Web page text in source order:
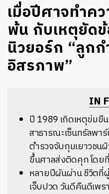
เมื่อปีศาจทำค
พ้น กับเหตุยัด
นิวยอร์ก “ลูกก
อิสรภาพ”
IN
ปี 1989 เกิดเหตุข่มขื
สาธารณะเซ็นทรัลพา
ตำรวจจับกุมเยาวชน
ขึ้นศาลส่งติดคุก โดย
หลายปีผันผ่าน ชีวิตที่
เจ็บปวด วันดีคืนดีเพ